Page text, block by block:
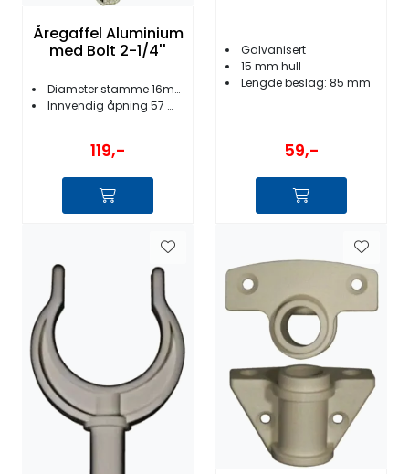
Åregaffel Aluminium
med Bolt 2-1/4''
Diameter stamme 16mm
Innvendig åpning 57 mm
119,-
Galvanisert
15 mm hull
Lengde beslag: 85 mm
59,-